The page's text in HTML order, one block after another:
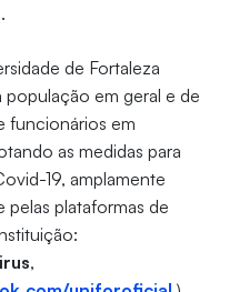
de Fortaleza
em geral e de
funcionários em
as medidas para
19, amplamente
pelas plataformas de
,